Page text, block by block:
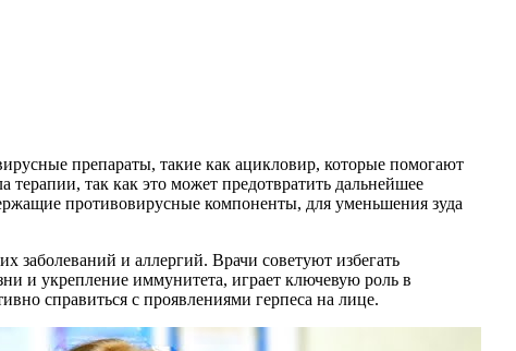
препараты, такие как ацикловир, которые помогают
так как это может предотвратить дальнейшее
противовирусные компоненты, для уменьшения зуда
и аллергий. Врачи советуют избегать
и укрепление иммунитета, играет ключевую роль в
справиться с проявлениями герпеса на лице.